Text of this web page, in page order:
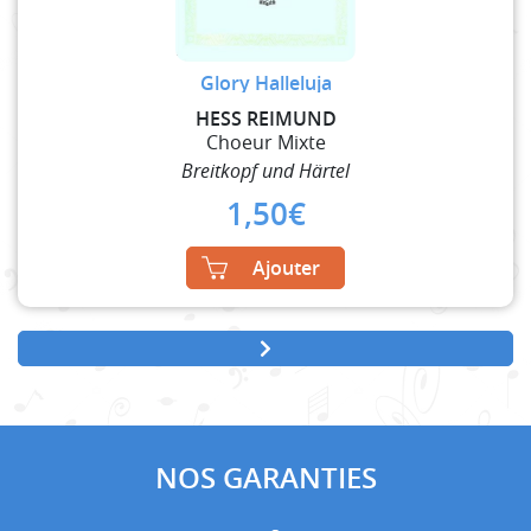
Glory Halleluja
HESS REIMUND
Choeur Mixte
Breitkopf und Härtel
1,50€
Ajouter
NOS GARANTIES